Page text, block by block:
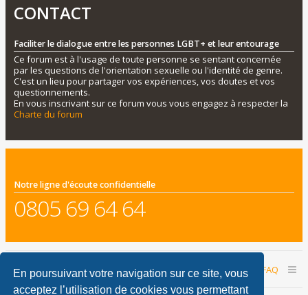
En poursuivant votre navigation sur ce site, vous
acceptez l’utilisation de cookies vous permettant
CONTACT
Faciliter le dialogue entre les personnes LGBT+ et leur entourage
Ce forum est à l'usage de toute personne se sentant concernée
par les questions de l'orientation sexuelle ou l'identité de genre.
C'est un lieu pour partager vos expériences, vos doutes et vos
questionnements.
En vous inscrivant sur ce forum vous vous engagez à respecter la
Charte du forum
Notre ligne d'écoute confidentielle
0805 69 64 64
Accueil du forum FAQ
Nous contacter